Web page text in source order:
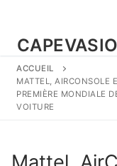
ACCUEIL
MATTEL, AIRCONSOLE
PREMIÈRE MONDIALE
VOITURE